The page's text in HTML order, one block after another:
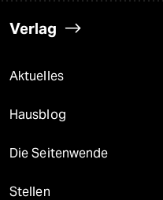
Verlag
Aktuelles
Hausblog
Die Seitenwende
Stellen